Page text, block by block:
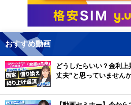
おすすめ動画
どうしたらいい？金利
丈夫”と思っていません